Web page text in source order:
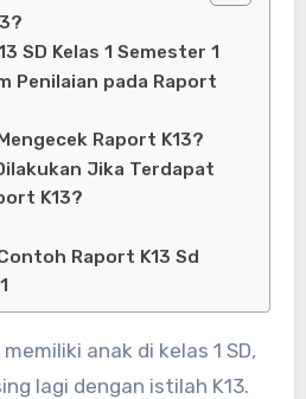
SD Kelas 1 Semester 1
Penilaian pada Raport
Raport K13?
Jika Terdapat
K13?
Raport K13 Sd
anak di kelas 1 SD,
lagi dengan istilah K13.